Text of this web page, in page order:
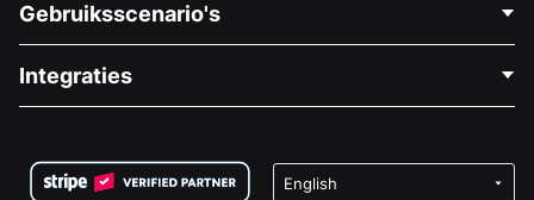
Over Ons
Vacatures
Privacy
Gebruiksscenario's
Medische Fondsenwerving
Goede Doelen Fondsenwerving
Integraties
Wix Donatie Plugin